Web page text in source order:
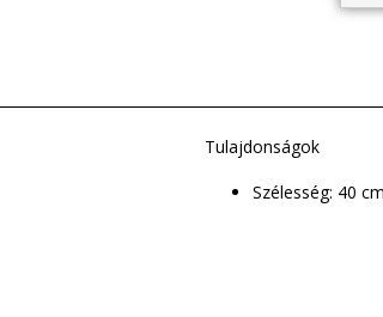
Tulajdonságok
Szélesség: 40 cm